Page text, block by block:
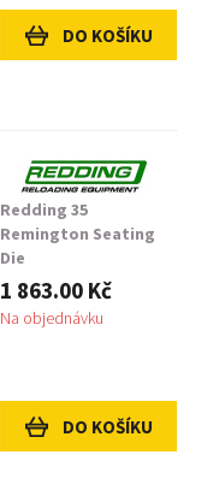
DO KOŠÍKU
Redding 35
Remington Seating
Die
1 863.00 Kč
Na objednávku
DO KOŠÍKU